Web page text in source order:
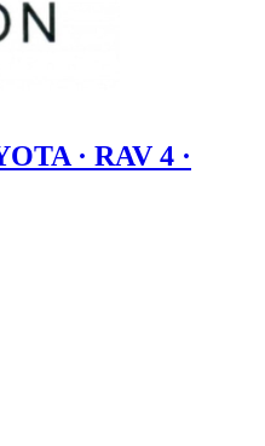
· RAV 4 ·